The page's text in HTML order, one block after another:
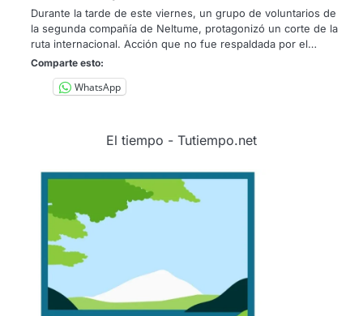
Durante la tarde de este viernes, un grupo de voluntarios de
la segunda compañía de Neltume, protagonizó un corte de la
ruta internacional. Acción que no fue respaldada por el…
Comparte esto:
WhatsApp
El tiempo - Tutiempo.net